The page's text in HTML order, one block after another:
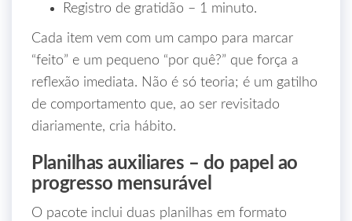
Registro de gratidão – 1 minuto.
Cada item vem com um campo para marcar
“feito” e um pequeno “por quê?” que força a
reflexão imediata. Não é só teoria; é um gatilho
de comportamento que, ao ser revisitado
diariamente, cria hábito.
Planilhas auxiliares – do papel ao
progresso mensurável
O pacote inclui duas planilhas em formato